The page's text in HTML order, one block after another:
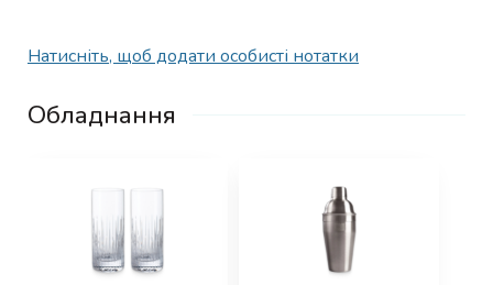
Натисніть, щоб додати особисті нотатки
Обладнання